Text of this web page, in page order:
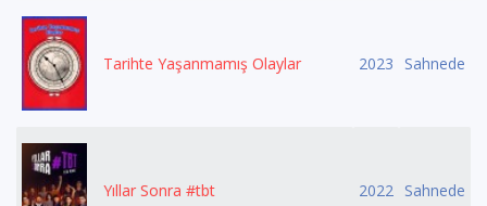
Tarihte Yaşanmamış Olaylar 2023 Sahnede
Yıllar Sonra #tbt 2022 Sahnede